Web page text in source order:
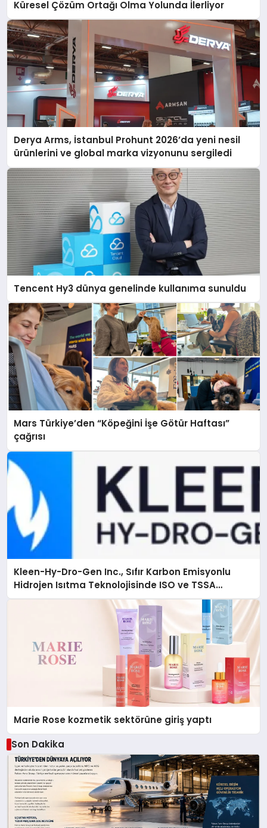
Küresel Çözüm Ortağı Olma Yolunda İlerliyor
Derya Arms, İstanbul Prohunt 2026’da yeni nesil
ürünlerini ve global marka vizyonunu sergiledi
Tencent Hy3 dünya genelinde kullanıma sunuldu
Mars Türkiye’den “Köpeğini İşe Götür Haftası”
çağrısı
Kleen-Hy-Dro-Gen Inc., Sıfır Karbon Emisyonlu
Hidrojen Isıtma Teknolojisinde ISO ve TSSA
Düzenleyici Onaylarını Aldı
Marie Rose kozmetik sektörüne giriş yaptı
Son Dakika